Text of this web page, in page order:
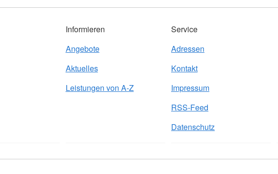
Informieren
Angebote
Aktuelles
Leistungen von A-Z
Service
Adressen
Kontakt
Impressum
RSS-Feed
Datenschutz